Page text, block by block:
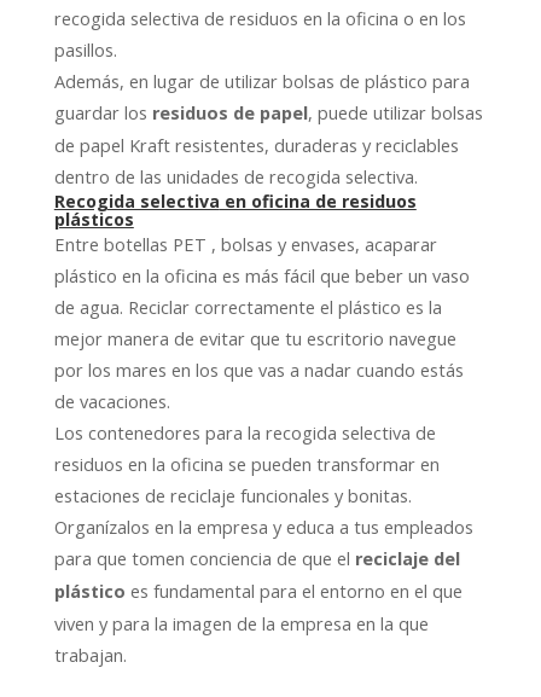
recogida selectiva de residuos en la oficina o en los
pasillos.
Además, en lugar de utilizar bolsas de plástico para
guardar los residuos de papel, puede utilizar bolsas
de papel Kraft resistentes, duraderas y reciclables
dentro de las unidades de recogida selectiva.
Recogida selectiva en oficina de residuos
plásticos
Entre botellas PET , bolsas y envases, acaparar
plástico en la oficina es más fácil que beber un vaso
de agua. Reciclar correctamente el plástico es la
mejor manera de evitar que tu escritorio navegue
por los mares en los que vas a nadar cuando estás
de vacaciones.
Los contenedores para la recogida selectiva de
residuos en la oficina se pueden transformar en
estaciones de reciclaje funcionales y bonitas.
Organízalos en la empresa y educa a tus empleados
para que tomen conciencia de que el reciclaje del
plástico es fundamental para el entorno en el que
viven y para la imagen de la empresa en la que
trabajan.